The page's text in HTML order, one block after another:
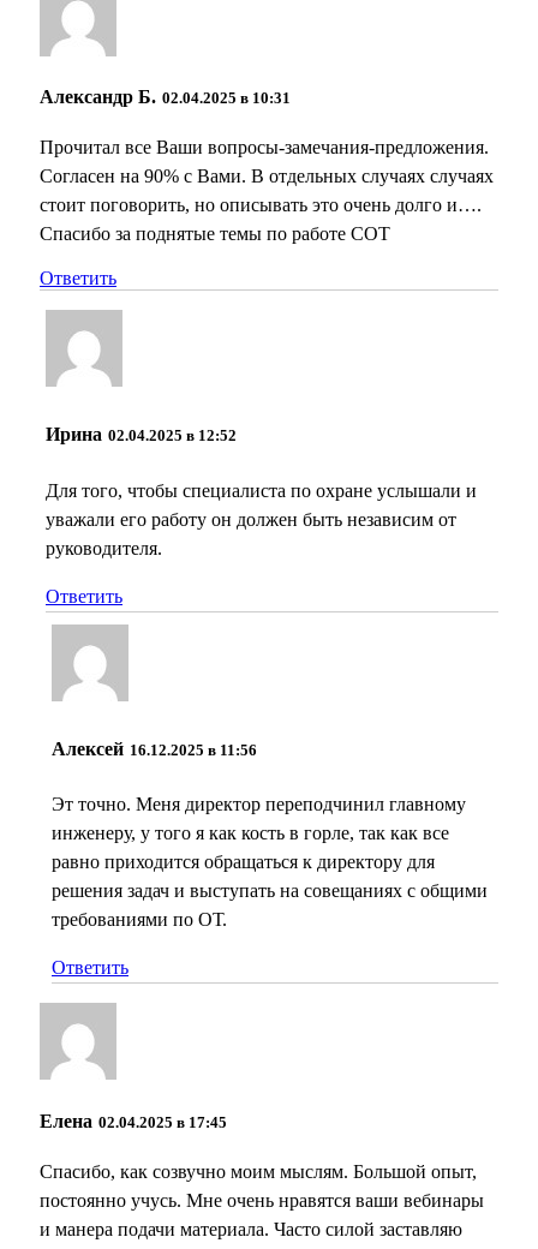
Александр Б. 02.04.2025 в 10:31
Прочитал все Ваши вопросы-замечания-предложения.
Согласен на 90% с Вами. В отдельных случаях случаях
стоит поговорить, но описывать это очень долго и….
Спасибо за поднятые темы по работе СОТ
Ответить
Ирина 02.04.2025 в 12:52
Для того, чтобы специалиста по охране услышали и
уважали его работу он должен быть независим от
руководителя.
Ответить
Алексей 16.12.2025 в 11:56
Эт точно. Меня директор переподчинил главному
инженеру, у того я как кость в горле, так как все
равно приходится обращаться к директору для
решения задач и выступать на совещаниях с общими
требованиями по ОТ.
Ответить
Елена 02.04.2025 в 17:45
Спасибо, как созвучно моим мыслям. Большой опыт,
постоянно учусь. Мне очень нравятся ваши вебинары
и манера подачи материала. Часто силой заставляю